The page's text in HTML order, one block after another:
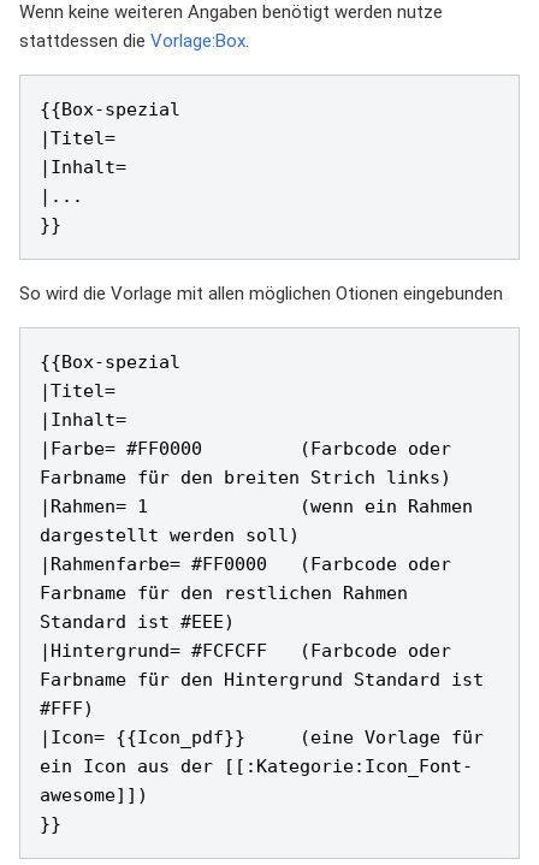
Wenn keine weiteren Angaben benötigt werden nutze
stattdessen die Vorlage:Box.
{{Box-spezial
|Titel=
|Inhalt=
|...
So wird die Vorlage mit allen möglichen Otionen eingebunden
{{Box-spezial
|Titel=
|Inhalt=
|Farbe= #FF0000         (Farbcode oder
Farbname für den breiten Strich links)
|Rahmen= 1              (wenn ein Rahmen
dargestellt werden soll)
|Rahmenfarbe= #FF0000   (Farbcode oder
Farbname für den restlichen Rahmen
Standard ist #EEE)
|Hintergrund= #FCFCFF   (Farbcode oder
Farbname für den Hintergrund Standard ist
#FFF)
|Icon= {{Icon_pdf}}     (eine Vorlage für
ein Icon aus der [[:Kategorie:Icon_Font-
awesome]])